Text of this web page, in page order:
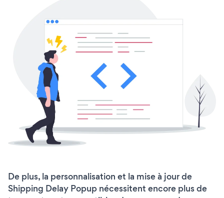
De plus, la personnalisation et la mise à jour de
Shipping Delay Popup nécessitent encore plus de